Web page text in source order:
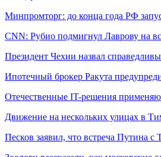
Минпромторг: до конца года РФ
CNN: Рубио подмигнул Лаврову на
Президент Чехии назвал
Ипотечный брокер Ракута
Отечественные IT-решения
Движение на нескольких улицах в
Песков заявил, что встреча Путина с